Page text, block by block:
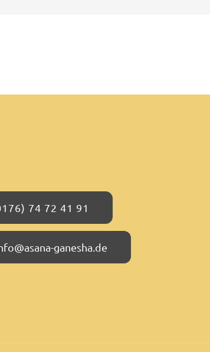
74 72 41 91
ganesha.de